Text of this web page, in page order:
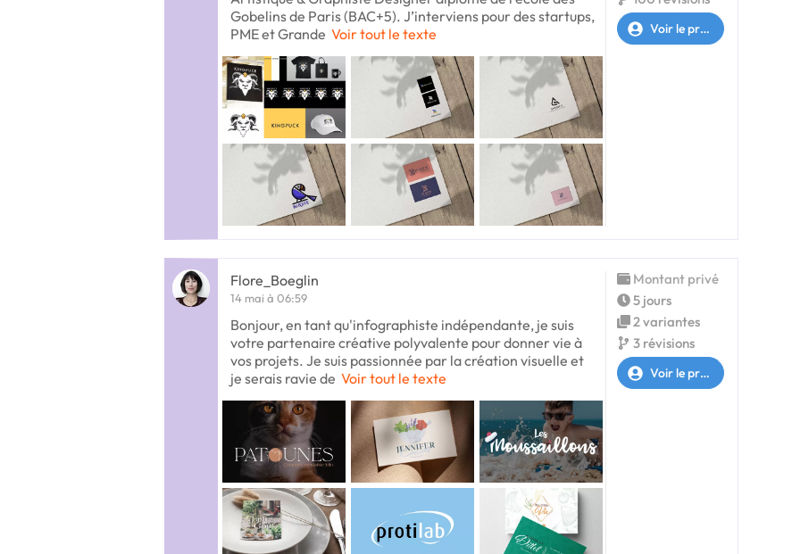
Gobelins de Paris (BAC+5). J’interviens pour des startups,
PME et Grande Voir tout le texte Voir le profil
Flore_Boeglin
14 mai à 06:59
Bonjour, en tant qu'infographiste indépendante, je suis
votre partenaire créative polyvalente pour donner vie à
vos projets. Je suis passionnée par la création visuelle et
je serais ravie de Voir tout le texte
Montant privé
5 jours
2 variantes
3 révisions
Voir le profil